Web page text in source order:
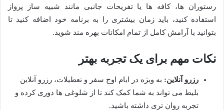
رستوران ها، کافه ها یا تفریحات جانبی مانند شبیه ساز پرواز
استفاده کنید، باید زمان بیشتری را به برنامه خود اضافه کنید تا
بتوانید با آرامش کامل از تمام امکانات بهره مند شوید.
نکات مهم برای یک تجربه بهتر
رزرو آنلاین: به ویژه در ایام اوج سفر و تعطیلات، رزرو آنلاین
بلیط می تواند به شما کمک کند تا از شلوغی ها دوری کرده و
تجربه روان تری داشته باشید.